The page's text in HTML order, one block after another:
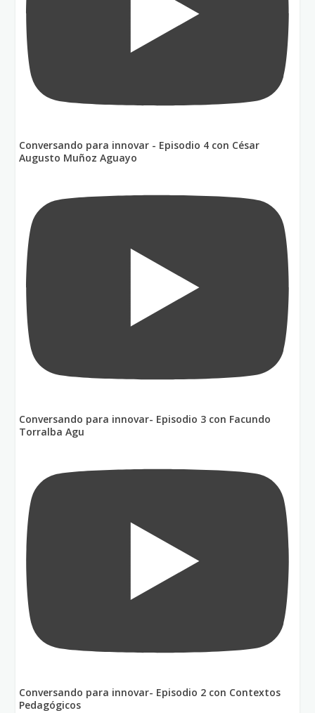
Conversando para innovar - Episodio 4 con César
Augusto Muñoz Aguayo
Conversando para innovar- Episodio 3 con Facundo
Torralba Agu
Conversando para innovar- Episodio 2 con Contextos
Pedagógicos